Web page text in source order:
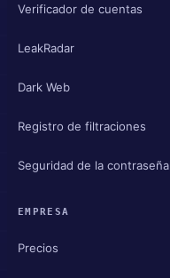
Verificador de cuentas
LeakRadar
Dark Web
Registro de filtraciones
Seguridad de la contraseña
EMPRESA
Precios